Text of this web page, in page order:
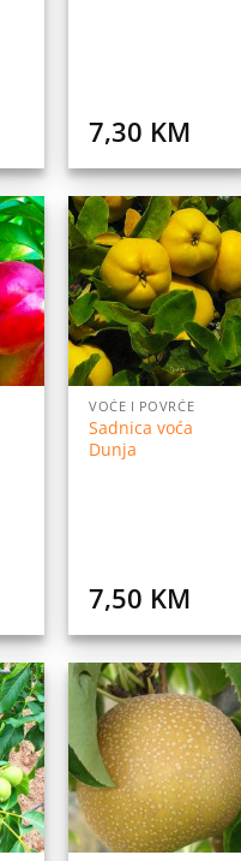
7,30 KM
Dodaj
na
listu
želja
VOĆE I POVRĆE
Sadnica voća
Dunja
7,50 KM
Dodaj
na
listu
želja